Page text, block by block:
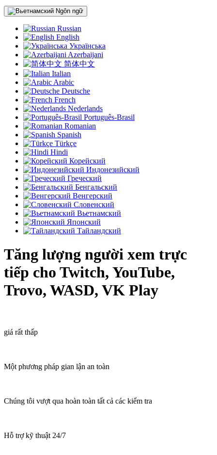
Ngôn ngữ
Russian
English
Українська
Azerbaijani
简体中文
Italian
Arabic
Deutsche
French
Nederlands
Português-Brasil
Romanian
Spanish
Türkçe
Hindi
Корейский
Индонезийский
Греческий
Бенгальский
Венгерский
Словенский
Вьетнамский
Японский
Тайландский
Tăng lượng người xem trực
tiếp cho Twitch, YouTube,
Trovo, WASD, VK Play
giá rất thấp
Một phương pháp gian lận an toàn
Chúng tôi vượt qua hoàn toàn tất cả các kiểm tra
Hỗ trợ kỹ thuật 24/7